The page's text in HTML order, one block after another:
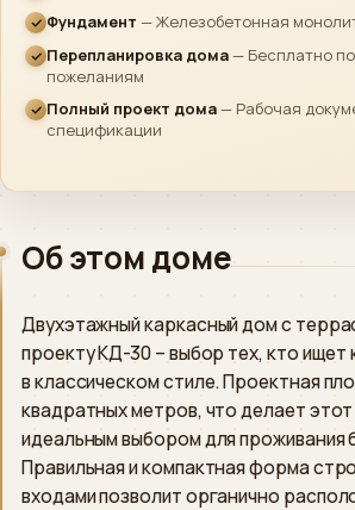
Фундамент — Железобетонная
Перепланировка дома— Бесплатно
пожеланиям
Полный проект дома— Рабочая
спецификации
Об этом доме
Двухэтажный каркасный дом с
проекту КД-30 – выбор тех, кто
в классическом стиле. Проектная
квадратных метров, что делает
идеальным выбором для проживания
Правильная и компактная форма
входами позволит органично
Telegram
Быстрый ответ
Сообщество
Instagram
Напишите нам
ПОЗВОНИТЬ